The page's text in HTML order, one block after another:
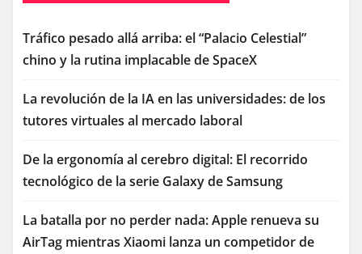
Tráfico pesado allá arriba: el “Palacio Celestial”
chino y la rutina implacable de SpaceX
La revolución de la IA en las universidades: de los
tutores virtuales al mercado laboral
De la ergonomía al cerebro digital: El recorrido
tecnológico de la serie Galaxy de Samsung
La batalla por no perder nada: Apple renueva su
AirTag mientras Xiaomi lanza un competidor de